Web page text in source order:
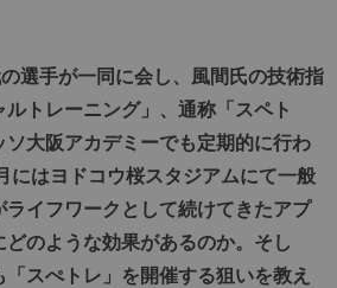
選手が一同に会し、風間氏の技術指
トレーニング」、通称「スペト
ソ大阪アカデミーでも定期的に行わ
はヨドコウ桜スタジアムにて一般
イフワークとして続けてきたアプ
どのような効果があるのか。そし
スぺトレ」を開催する狙いを教え